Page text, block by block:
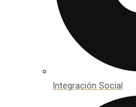
Integración Social